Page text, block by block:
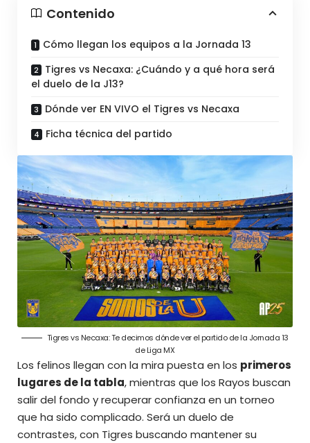
Contenido
Cómo llegan los equipos a la Jornada 13
Tigres vs Necaxa: ¿Cuándo y a qué hora será
el duelo de la J13?
Dónde ver EN VIVO el Tigres vs Necaxa
Ficha técnica del partido
Tigres vs Necaxa: Te decimos dónde ver el partido de la Jornada 13
de Liga MX
Los felinos llegan con la mira puesta en los primeros
lugares de la tabla, mientras que los Rayos buscan
salir del fondo y recuperar confianza en un torneo
que ha sido complicado. Será un duelo de
contrastes, con Tigres buscando mantener su